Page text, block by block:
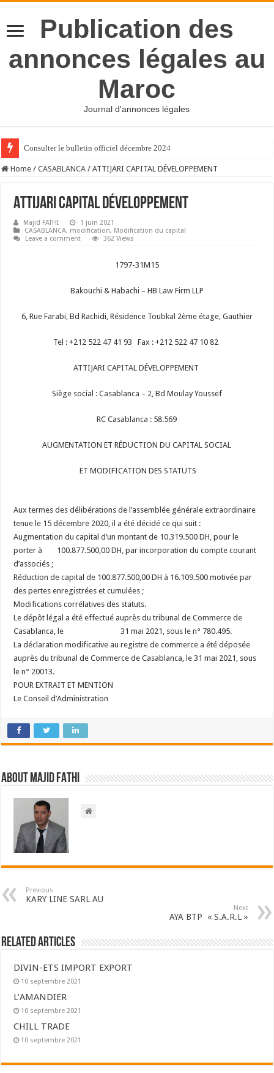
Publication des
annonces légales au
Maroc
Journal d'annonces légales
Consulter le bulletin officiel décembre 2024
Home / CASABLANCA / ATTIJARI CAPITAL DÉVELOPPEMENT
ATTIJARI CAPITAL DÉVELOPPEMENT
Majid FATHI
1 juin 2021
CASABLANCA, modification, Modification du capital
Leave a comment
362 Views
1797-31M15
Bakouchi & Habachi – HB Law Firm LLP
6, Rue Farabi, Bd Rachidi, Résidence Toubkal 2ème étage, Gauthier
Tel : +212 522 47 41 93 Fax : +212 522 47 10 82
ATTIJARI CAPITAL DÉVELOPPEMENT
Siège social : Casablanca – 2, Bd Moulay Youssef
RC Casablanca : 58.569
AUGMENTATION ET RÉDUCTION DU CAPITAL SOCIAL
ET MODIFICATION DES STATUTS
Aux termes des délibérations de l’assemblée générale extraordinaire
tenue le 15 décembre 2020, il a été décidé ce qui suit :
Augmentation du capital d’un montant de 10.319.500 DH, pour le
porter à 100.877.500,00 DH, par incorporation du compte courant
d’associés ;
Réduction de capital de 100.877.500,00 DH à 16.109.500 motivée par
des pertes enregistrées et cumulées ;
Modifications corrélatives des statuts.
Le dépôt légal a été effectué auprès du tribunal de Commerce de
Casablanca, le 31 mai 2021, sous le n° 780.495.
La déclaration modificative au registre de commerce a été déposée
auprès du tribunal de Commerce de Casablanca, le 31 mai 2021, sous
le n° 20013.
POUR EXTRAIT ET MENTION
Le Conseil d’Administration
About Majid FATHI
Previous
KARY LINE SARL AU
Next
AYA BTP « S.A.R.L »
Related Articles
DIVIN-ETS IMPORT EXPORT
10 septembre 2021
L’AMANDIER
10 septembre 2021
CHILL TRADE
10 septembre 2021